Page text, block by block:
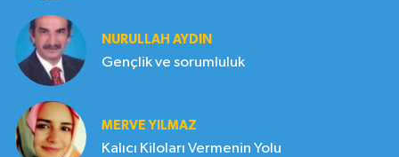
NURULLAH AYDIN
Gençlik ve sorumluluk
MERVE YILMAZ
Kalıcı Kiloları Vermenin Yolu